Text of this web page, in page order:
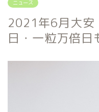
ニュース
2021年6月大
日・一粒万倍日